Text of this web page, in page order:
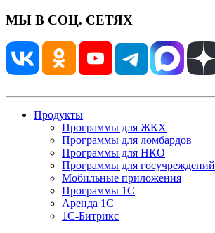
МЫ В СОЦ. СЕТЯХ
Продукты
Программы для ЖКХ
Программы для ломбардов
Программы для НКО
Программы для госучреждений
Мобильные приложения
Программы 1С
Аренда 1С
1С-Битрикс